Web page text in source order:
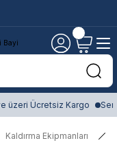
üzeri Ücretsiz Kargo
Kaldırma Ekipmanları